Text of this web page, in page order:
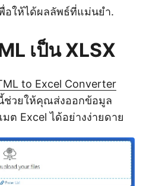
อให้ได้ผลลัพธ์ที่แม่นยำ.
เป็น XLSX
to Excel Converter
ช่วยให้คุณส่งออกข้อมูล
ต Excel ได้อย่างง่ายดาย